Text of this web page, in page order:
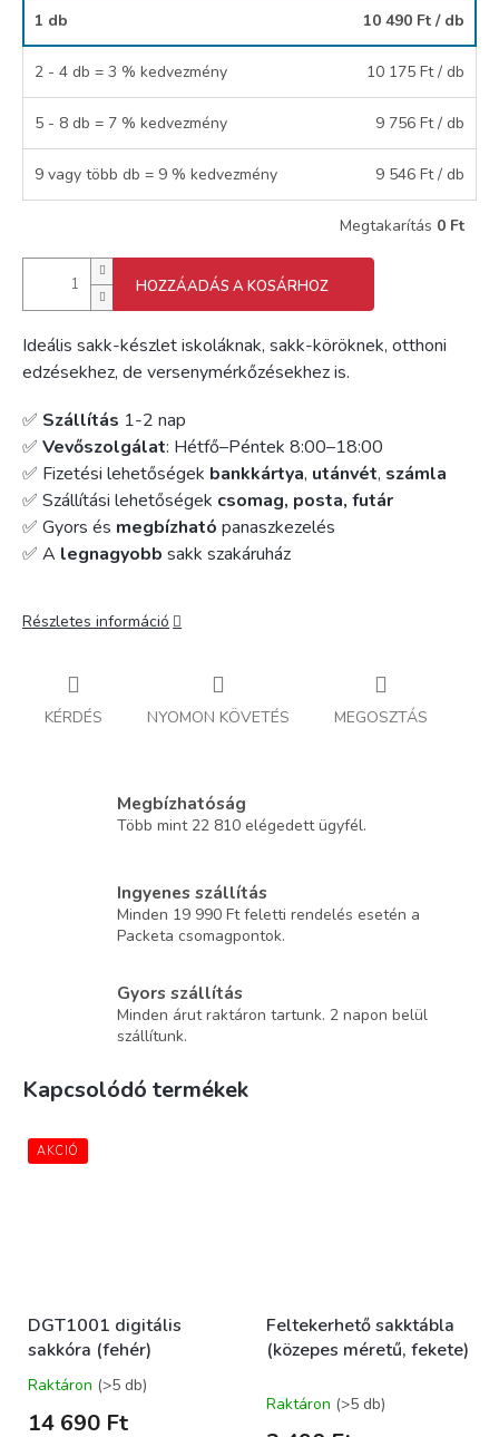
1 db 10 490 Ft / db
2 - 4 db = 3 % kedvezmény 10 175 Ft/ db
5 - 8 db = 7 % kedvezmény 9 756 Ft/ db
9 vagy több db = 9 % kedvezmény 9 546 Ft/ db
Megtakarítás 0 Ft
HOZZÁADÁS A KOSÁRHOZ
Ideális sakk-készlet iskoláknak, sakk-köröknek, otthoni
edzésekhez, de versenymérkőzésekhez is.
✅ Szállítás 1-2 nap
✅ Vevőszolgálat: Hétfő–Péntek 8:00–18:00
✅ Fizetési lehetőségek bankkártya, utánvét, számla
✅ Szállítási lehetőségek csomag, posta, futár
✅ Gyors és megbízható panaszkezelés
✅ A legnagyobb sakk szakáruház
Részletes információ
KÉRDÉS NYOMON KÖVETÉS MEGOSZTÁS
Megbízhatóság
Több mint 22 810 elégedett ügyfél.
Ingyenes szállítás
Minden 19 990 Ft feletti rendelés esetén a
Packeta csomagpontok.
Gyors szállítás
Minden árut raktáron tartunk. 2 napon belül
szállítunk.
Kapcsolódó termékek
AKCIÓ
DGT1001 digitális
sakkóra (fehér)
A
átlagos
Raktáron (>5 db)
14 690 Ft
Feltekerhető sakktábla
(közepes méretű, fekete)
Raktáron (>5 db)